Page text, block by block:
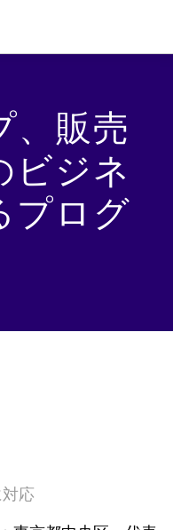
、販売
ビジネ
プログ
応